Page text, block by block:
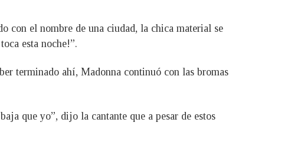
con el nombre de una ciudad, la chica material se
esta noche!”.
terminado ahí, Madonna continuó con las bromas
que yo”, dijo la cantante que a pesar de estos